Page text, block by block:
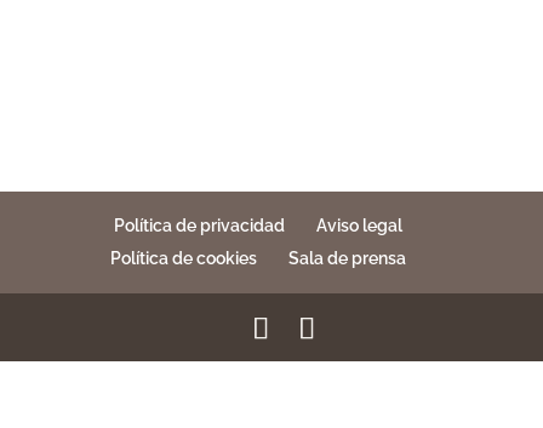
Política de privacidad
Aviso legal
Política de cookies
Sala de prensa